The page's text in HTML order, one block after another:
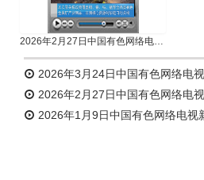
2026年2月27日中国有色网络电视新闻
2026年3月24日中国有色网络电
2026年2月27日中国有色网络电
2026年1月9日中国有色网络电视